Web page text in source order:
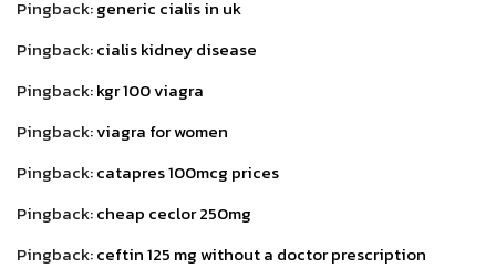
Pingback:generic cialis in uk
Pingback:cialis kidney disease
Pingback:kgr 100 viagra
Pingback:viagra for women
Pingback:catapres 100mcg prices
Pingback:cheap ceclor 250mg
Pingback:ceftin 125 mg without a doctor prescription